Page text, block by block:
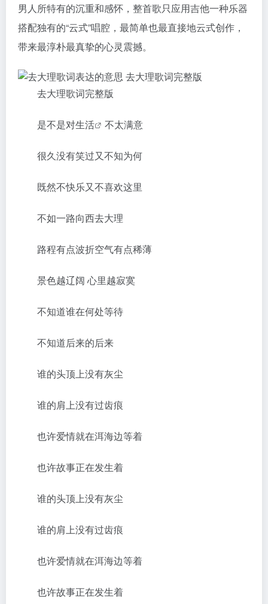
男人所特有的沉重和感怀，整首歌只应用吉他一种乐器
搭配独有的“云式”唱腔，最简单也最直接地云式创作，
带来最淳朴最真挚的心灵震撼。
去大理歌词完整版
是不是对生活 不太满意
很久没有笑过又不知为何
既然不快乐又不喜欢这里
不如一路向西去大理
路程有点波折空气有点稀薄
景色越辽阔 心里越寂寞
不知道谁在何处等待
不知道后来的后来
谁的头顶上没有灰尘
谁的肩上没有过齿痕
也许爱情就在洱海边等着
也许故事正在发生着
谁的头顶上没有灰尘
谁的肩上没有过齿痕
也许爱情就在洱海边等着
也许故事正在发生着